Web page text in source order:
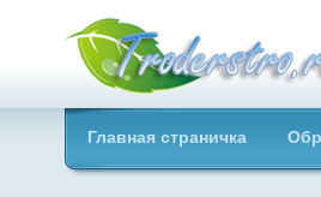
Troderstro.ru -
Портал о
Главная страничка